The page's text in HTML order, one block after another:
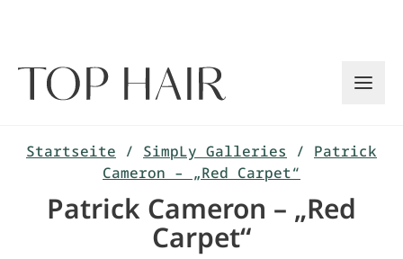
Startseite / SimpLy Galleries / Patrick
Cameron – „Red Carpet“
Patrick Cameron – „Red
Carpet“